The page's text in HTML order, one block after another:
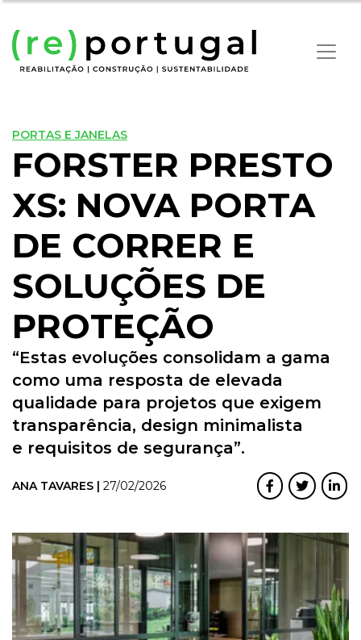
PORTAS E JANELAS
FORSTER PRESTO
XS: NOVA PORTA
DE CORRER E
SOLUÇÕES DE
PROTEÇÃO
“Estas evoluções consolidam a gama
como uma resposta de elevada
qualidade para projetos que exigem
transparência, design minimalista
e requisitos de segurança”.
ANA TAVARES | 27/02/2026